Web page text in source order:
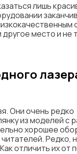
лишь
место и не
Они очень редко
из моделей с
хорошее
Редко,
отличить их от